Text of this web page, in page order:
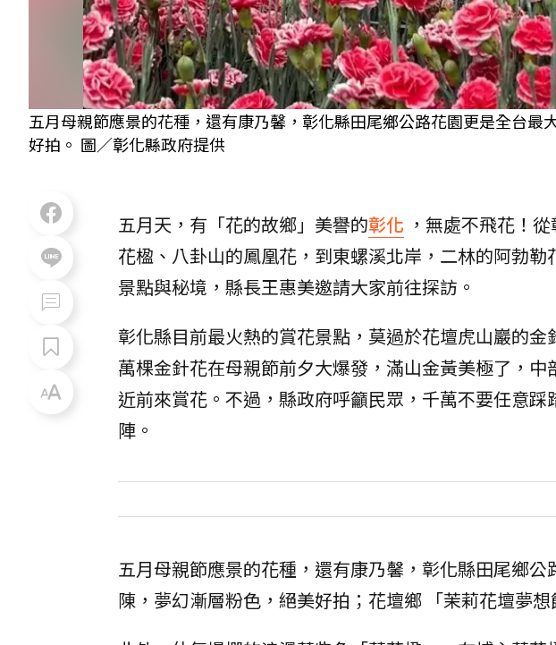
五月母親節應景的花種，還有康乃馨，彰化縣田尾鄉公路花園更是全台最
好拍。 圖／彰化縣政府提供
五月天，有「花的故鄉」美譽的彰化 ，無處不飛花！
花楹、八卦山的鳳凰花，到東螺溪北岸，二林的阿勃
景點與秘境，縣長王惠美邀請大家前往探訪。
彰化縣目前最火熱的賞花景點，莫過於花壇虎山巖的
萬棵金針花在母親節前夕大爆發，滿山金黃美極了，
近前來賞花。不過，縣政府呼籲民眾，千萬不要任意
陣。
五月母親節應景的花種，還有康乃馨，彰化縣田尾鄉
陳，夢幻漸層粉色，絕美好拍；花壇鄉 「茉莉花壇夢